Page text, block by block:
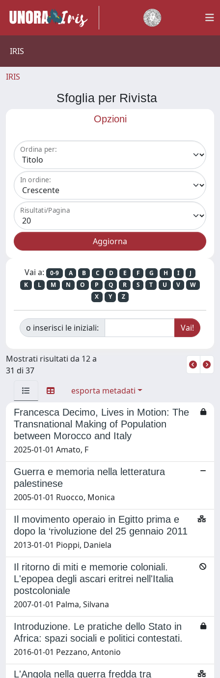
IRIS
IRIS
Sfoglia per Rivista
Opzioni
Ordina per:
In ordine:
Risultati/Pagina
Vai a: 0-9 A B C D E F G H I
J
K
L M N O P Q R S T U V
W
X
Y Z
o inserisci le iniziali:
Mostrati risultati da 12 a
31 di 37
esporta metadati
Francesca Decimo, Lives in Motion: The
Transnational Making of Population
between Morocco and Italy
2025-01-01 Amato, F
Guerra e memoria nella letteratura
palestinese
2005-01-01 Ruocco, Monica
Il movimento operaio in Egitto prima e
dopo la ‘rivoluzione del 25 gennaio 2011
2013-01-01 Pioppi, Daniela
Il ritorno di miti e memorie coloniali.
L'epopea degli ascari eritrei nell'Italia
postcoloniale
2007-01-01 Palma, Silvana
Introduzione. Le pratiche dello Stato in
Africa: spazi sociali e politici contestati.
2016-01-01 Pezzano, Antonio
L'Angola nella guerra fredda tra